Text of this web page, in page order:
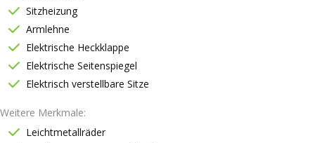
Sitzheizung
Armlehne
Elektrische Heckklappe
Elektrische Seitenspiegel
Elektrisch verstellbare Sitze
Weitere Merkmale
Leichtmetallräder